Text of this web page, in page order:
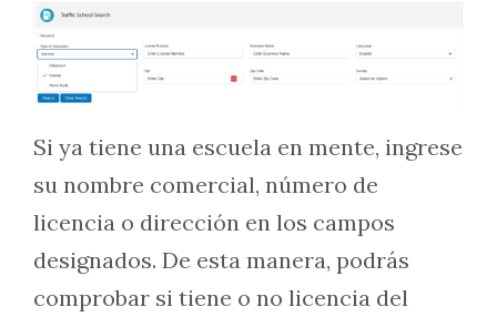
Si ya tiene una escuela en mente, ingrese
su nombre comercial, número de
licencia o dirección en los campos
designados. De esta manera, podrás
comprobar si tiene o no licencia del